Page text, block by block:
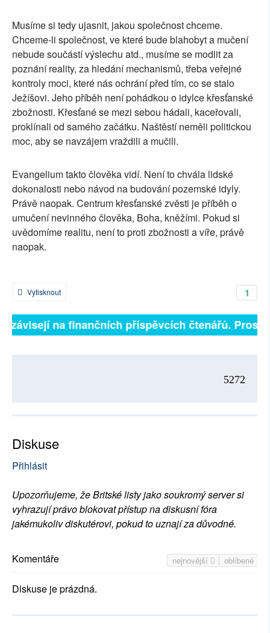
Musíme si tedy ujasnit, jakou společnost chceme.
Chceme-li společnost, ve které bude blahobyt a mučení
nebude součástí výslechu atd., musíme se modlit za
poznání reality, za hledání mechanismů, třeba veřejné
kontroly moci, které nás ochrání před tím, co se stalo
Ježíšovi. Jeho příběh není pohádkou o idylce křesťanské
zbožnosti. Křesťané se mezi sebou hádali, kaceřovali,
proklínali od samého začátku. Naštěstí neměli politickou
moc, aby se navzájem vraždili a mučili.
Evangelium takto člověka vidí. Není to chvála lidské
dokonalosti nebo návod na budování pozemské idyly.
Právě naopak. Centrum křesťanské zvěsti je příběh o
umučení nevinného člověka, Boha, kněžími. Pokud si
uvědomíme realitu, není to proti zbožnosti a víře, právě
naopak.
1
Vytisknout
na finančních příspěvcích čtenářů.
5272
Diskuse
Přihlásit
Upozorňujeme, že Britské listy jako soukromý server si
vyhrazují právo blokovat přístup na diskusní fóra
jakémukoliv diskutérovi, pokud to uznají za důvodné.
nejnovější oblíbené
Komentáře
Diskuse je prázdná.